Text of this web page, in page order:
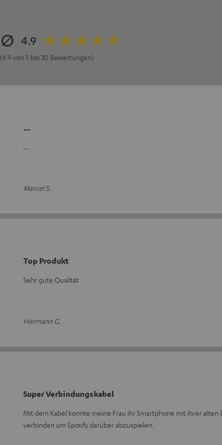
4.9
(4.9 von 5 bei 30 Bewertungen)
...
...
Marcel S.
Top Produkt
Sehr gute Qualität
Hermann G.
Super Verbindungskabel
Mit dem Kabel konnte meine Frau ihr Smartphone mit ihrer alten
verbinden um Spotify darüber abzuspielen.